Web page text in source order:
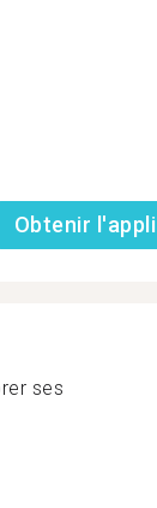
Obtenir l'appli
ses